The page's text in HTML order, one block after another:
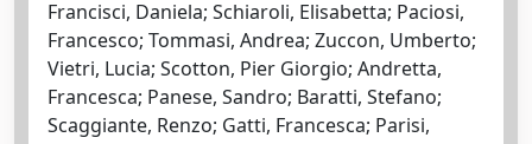
Francisci, Daniela; Schiaroli, Elisabetta; Paciosi,
Francesco; Tommasi, Andrea; Zuccon, Umberto;
Vietri, Lucia; Scotton, Pier Giorgio; Andretta,
Francesca; Panese, Sandro; Baratti, Stefano;
Scaggiante, Renzo; Gatti, Francesca; Parisi,